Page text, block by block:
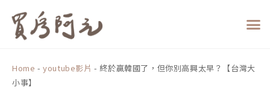
Home -youtube影片 - 終於贏韓國了，但你別高興太早？【台灣大
小事】